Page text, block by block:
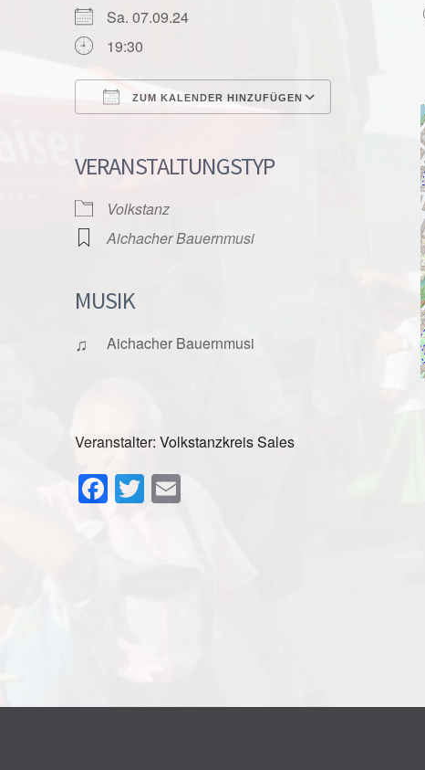
Sa. 07.09.24
19:30
ZUM KALENDER HINZUFÜGEN
Google
VERANSTALTUNGSTYP
Volkstanz
Aichacher Bauernmusi
MUSIK
♫ Aichacher Bauernmusi
Veranstalter: Volkstanzkreis Sales
Facebook
Twitter